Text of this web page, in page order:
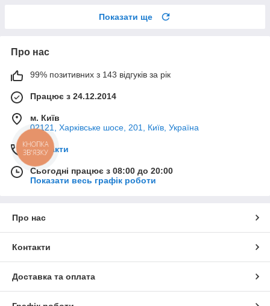
Показати ще
Про нас
99% позитивних з 143 відгуків за рік
Працює з 24.12.2014
м. Київ
02121, Харківське шосе, 201, Київ, Україна
Контакти
Сьогодні працює з 08:00 до 20:00
Показати весь графік роботи
Про нас
Контакти
Доставка та оплата
КНОПКА
ЗВ'ЯЗКУ